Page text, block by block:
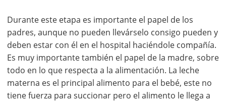
Durante este etapa es importante el papel de los
padres, aunque no pueden llevárselo consigo pueden y
deben estar con él en el hospital haciéndole compañía.
Es muy importante también el papel de la madre, sobre
todo en lo que respecta a la alimentación. La leche
materna es el principal alimento para el bebé, este no
tiene fuerza para succionar pero el alimento le llega a